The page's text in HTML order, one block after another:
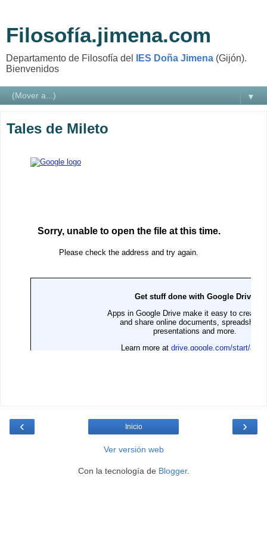
Filosofía.jimena.com
Departamento de Filosofía del IES Doña Jimena (Gijón).
Bienvenidos
▼
Tales de Mileto
‹ ›
Inicio
Ver versión web
Con la tecnología de Blogger.